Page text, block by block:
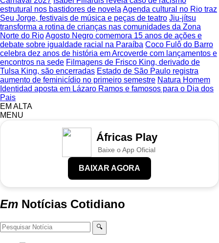
estrutural nos bastidores de novela Agenda cultural no Rio traz
Seu Jorge, festivais de música e peças de teatro Jiu-jítsu
transforma a rotina de crianças nas comunidades da Zona
Norte do RioAgosto Negro comemora 15 anos de ações e
debate sobre igualdade racial na Paraíba Coco Fulô do Barro
celebra dez anos de história em Arcoverde com lançamentos e
encontros na sede Filmagens de Frisco King, derivado de
Tulsa King, são encerradas Estado de São Paulo registra
aumento de feminicídio no primeiro semestre Natura Homem
Identidad aposta em Lázaro Ramos e famosos para o Dia dos
Pais
EM ALTA
MENU
Áfricas Play
Baixe o App Oficial
BAIXAR AGORA
Em Notícias Cotidiano
🔍